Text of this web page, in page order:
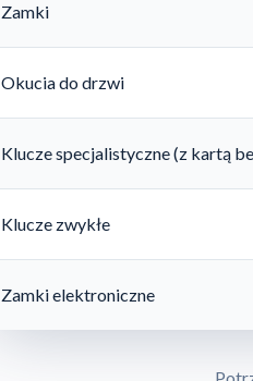
Zamki
Okucia do drzwi
Klucze specjalistyczne (z kartą
Klucze zwykłe
Zamki elektroniczne